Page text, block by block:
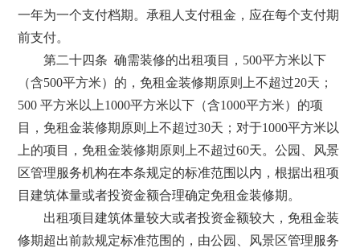
一年为一个支付档期。承租人支付租金，应在每个支付期
前支付。
第二十四条 确需装修的出租项目，500平方米以下
（含500平方米）的，免租金装修期原则上不超过20天；
500 平方米以上1000平方米以下（含1000平方米）的项
目，免租金装修期原则上不超过30天；对于1000平方米以
上的项目，免租金装修期原则上不超过60天。公园、风景
区管理服务机构在本条规定的标准范围以内，根据出租项
目建筑体量或者投资金额合理确定免租金装修期。
出租项目建筑体量较大或者投资金额较大，免租金装
修期超出前款规定标准范围的，由公园、风景区管理服务